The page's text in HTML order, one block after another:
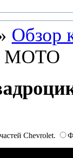
Обзор
MOTO
Chevrolet.